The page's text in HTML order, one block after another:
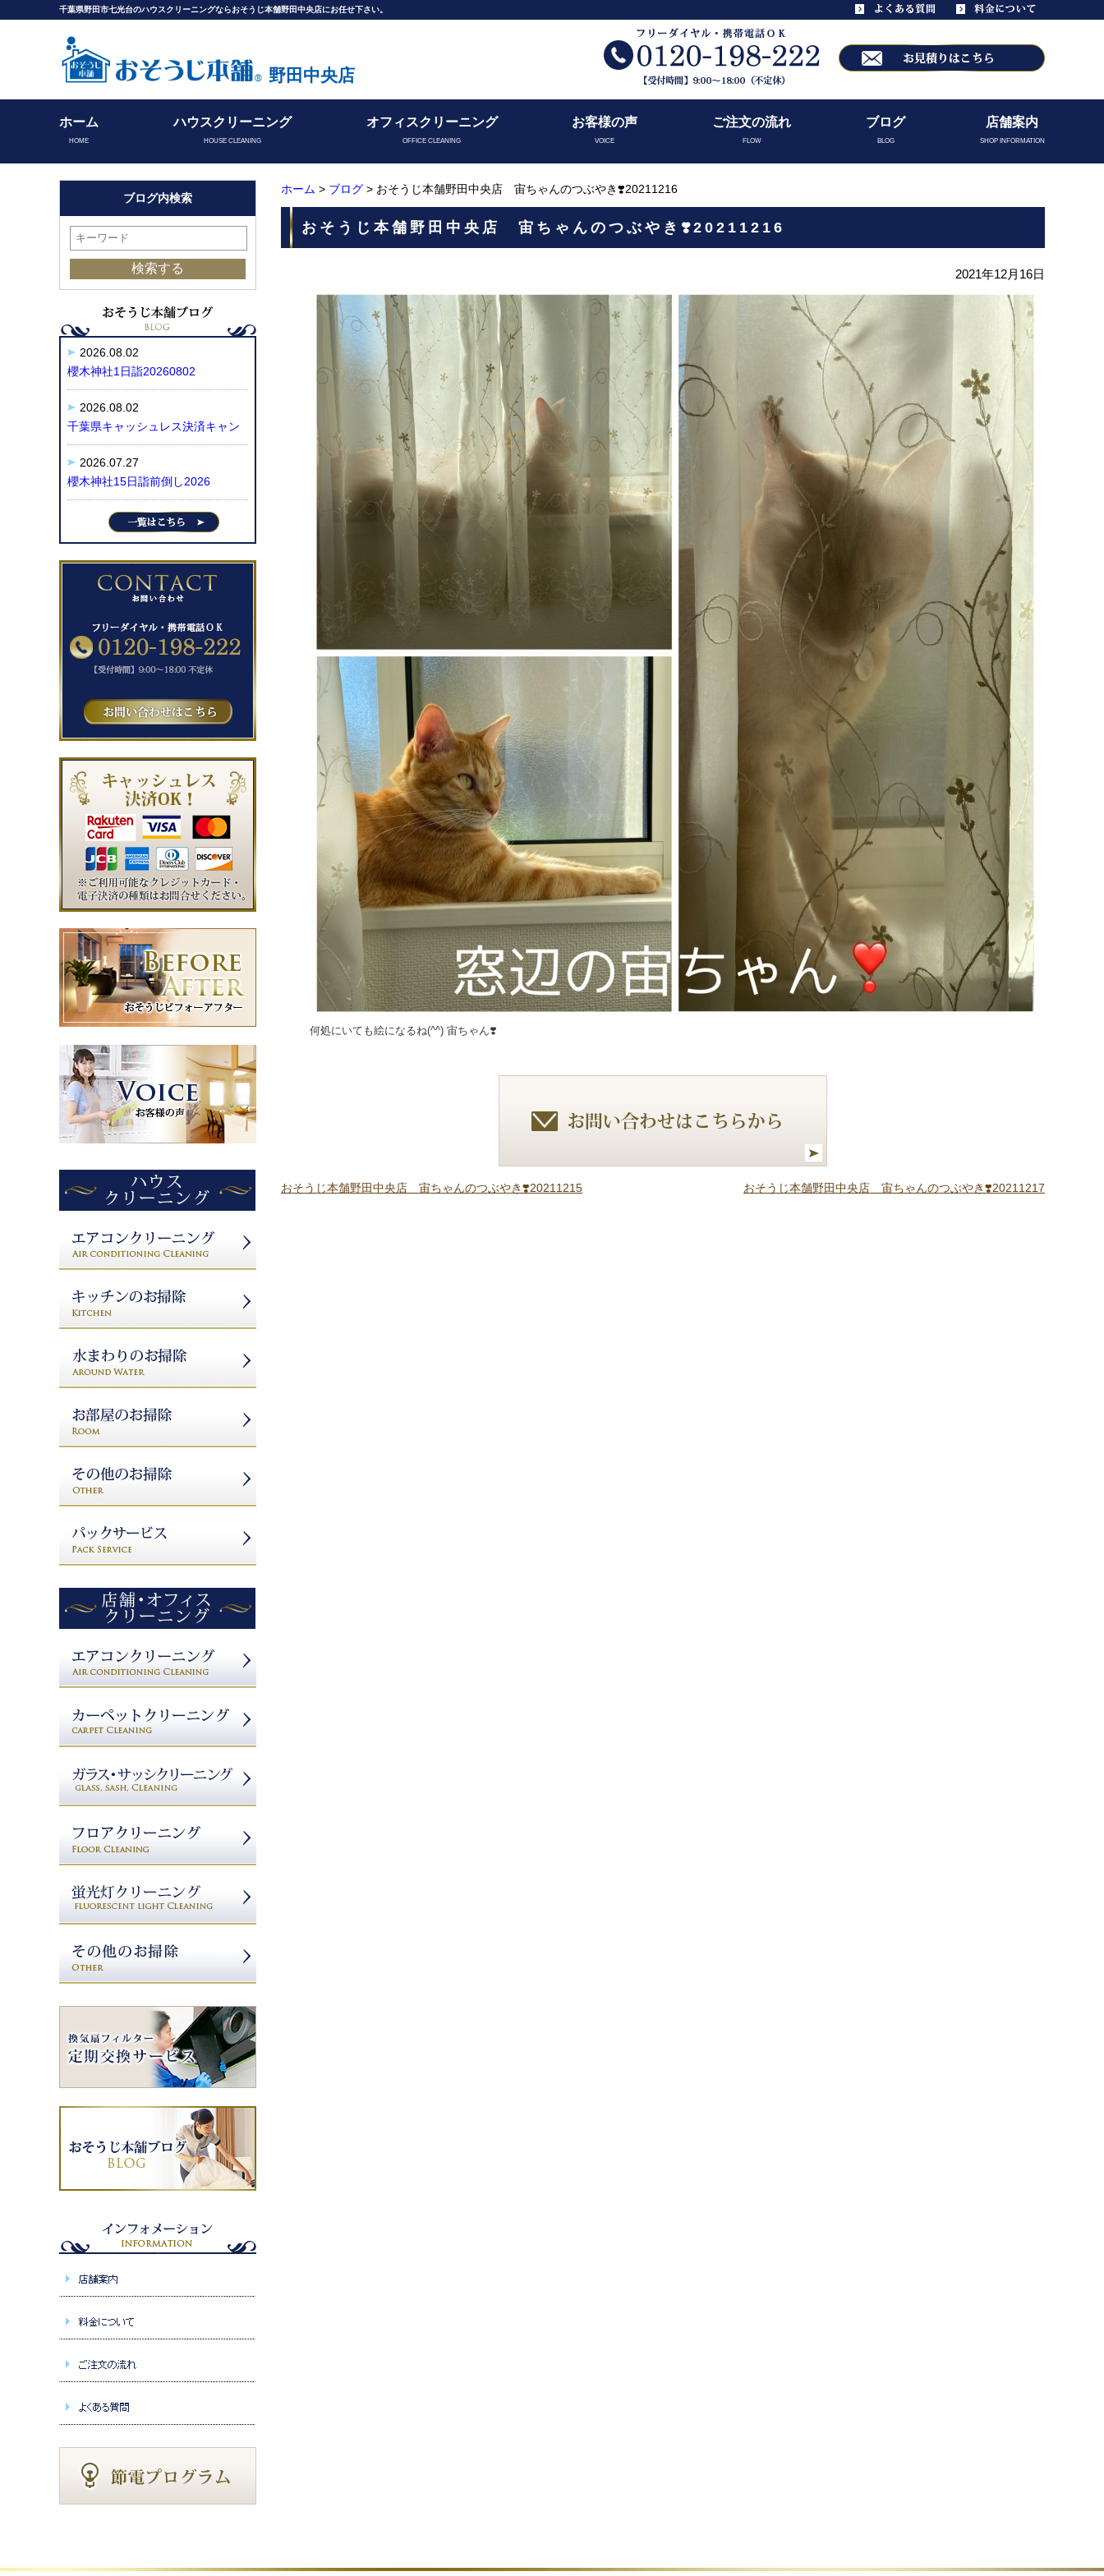
千葉県野田市七光台のハウスクリーニングならおそうじ本舗野田中央店にお任せ下さい。
野田中央店
ホーム
HOME
ハウスクリーニング
HOUSE CLEANING
オフィスクリーニング
OFFICE CLEANING
お客様の声
VOICE
ご注文の流れ
FLOW
ブログ
BLOG
店舗案内
SHOP INFORMATION
ホーム > ブログ > おそうじ本舗野田中央店 宙ちゃんのつぶやき❣️20211216
おそうじ本舗野田中央店 宙ちゃんのつぶやき❣️20211216
2021年12月16日
何処にいても絵になるね(^^) 宙ちゃん❣️
おそうじ本舗野田中央店 宙ちゃんのつぶやき❣️20211215 おそうじ本舗野田中央店 宙ちゃんのつぶやき❣️20211217
ブログ内検索
2026.08.02
櫻木神社1日詣20260802
2026.08.02
千葉県キャッシュレス決済キャン
2026.07.27
櫻木神社15日詣前倒し2026